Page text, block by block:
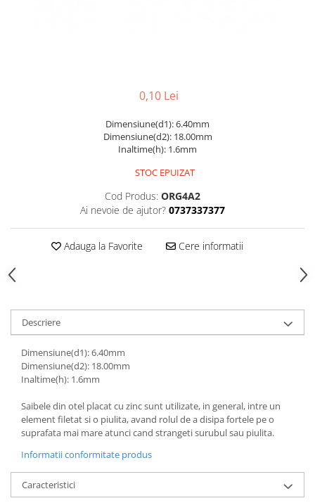
0,10 Lei
Dimensiune(d1): 6.40mm
Dimensiune(d2): 18.00mm
Inaltime(h): 1.6mm
STOC EPUIZAT
Cod Produs: ORG4A2
Ai nevoie de ajutor? 0737337377
Adauga la Favorite Cere informatii
Descriere
Dimensiune(d1): 6.40mm
Dimensiune(d2): 18.00mm
Inaltime(h): 1.6mm
Saibele din otel placat cu zinc sunt utilizate, in general, intre un
element filetat si o piulita, avand rolul de a disipa fortele pe o
suprafata mai mare atunci cand strangeti surubul sau piulita.
Informatii conformitate produs
Caracteristici